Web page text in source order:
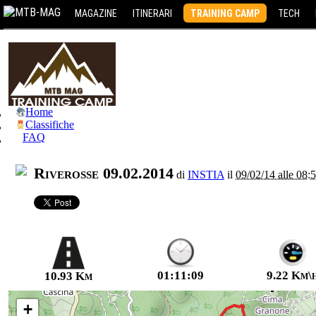
MAGAZINE ITINERARI TRAINING CAMP TECH
Home
Classifiche
FAQ
Riverosse 09.02.2014 di INSTIA il 09/02/14 alle
10.93 Km 01:11:09 9.22
+